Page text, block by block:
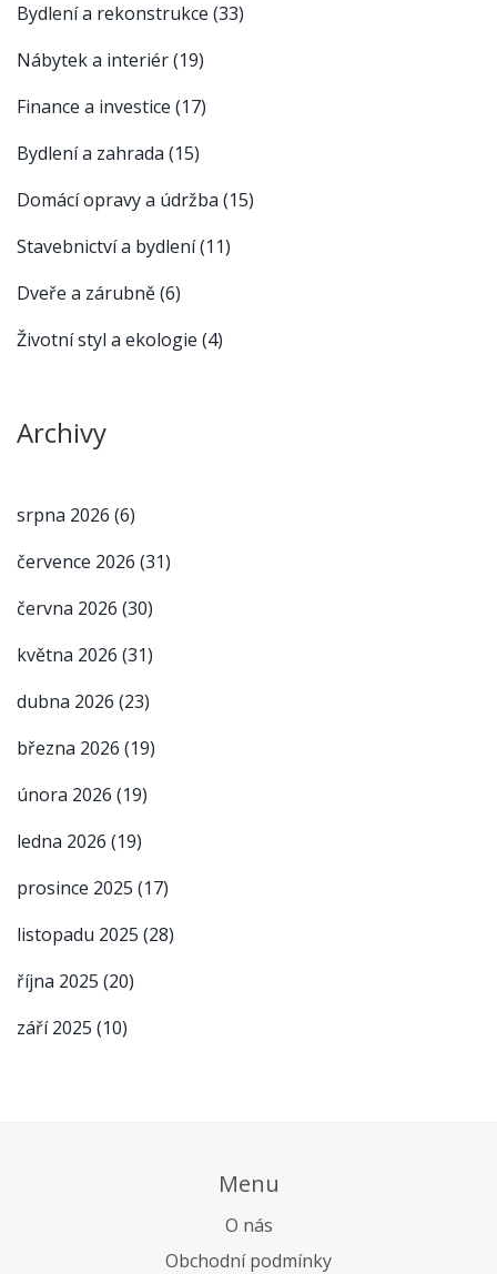
Bydlení a rekonstrukce (33)
Nábytek a interiér(19)
Finance a investice (17)
Bydlení a zahrada (15)
Domácí opravy a údržba (15)
Stavebnictví a bydlení(11)
Dveře a zárubně(6)
Životní styl a ekologie (4)
Archivy
srpna 2026 (6)
července 2026 (31)
června 2026 (30)
května 2026 (31)
dubna 2026 (23)
března 2026 (19)
února 2026 (19)
ledna 2026 (19)
prosince 2025 (17)
listopadu 2025 (28)
října 2025 (20)
září 2025 (10)
Menu
O nás
Obchodní podmínky